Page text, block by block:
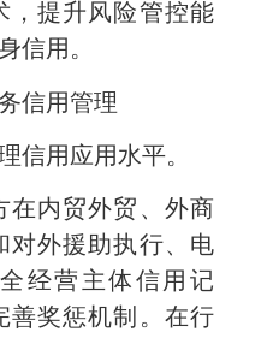
，提升风险管控能
信用。
信用管理
用应用水平。
内贸外贸、外商
对外援助执行、电
经营主体信用记
善奖惩机制。在行